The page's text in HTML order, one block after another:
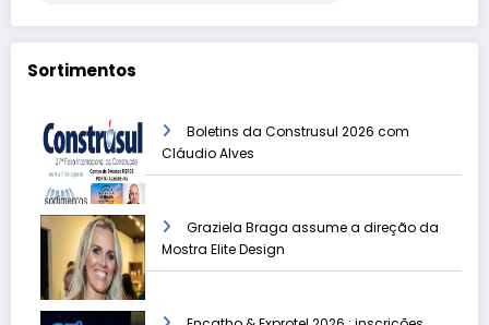
Sortimentos
Boletins da Construsul 2026 com
Cláudio Alves
Graziela Braga assume a direção da
Mostra Elite Design